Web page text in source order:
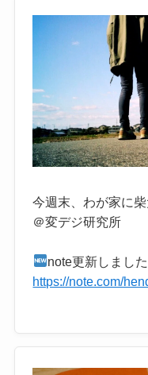
今週末、わが家に
＠変デジ研究所
note更新しました
https://note.com/